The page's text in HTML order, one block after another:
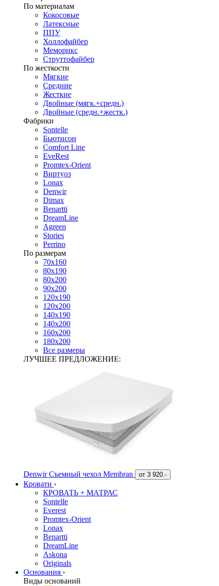
По материалам
Кокосовые
Латексные
ППУ
Холлофайбер
Меморикс
Струттофайбер
По жесткости
Мягкие
Средние
Жесткие
Двойные (мягк.+средн.)
Двойные (средн.+жестк.)
Фабрики
Sontelle
Бьютисон
Comfort Line
EveRest
Promtex-Orient
Виртуоз
Lonax
Denwir
Dimax
Benartti
DreamLine
Agreen
Stories
Perrino
По размерам
70х160
80х190
80х200
90х200
120х190
120х200
140х190
140х200
160х200
180х200
Все размеры
ЛУЧШЕЕ ПРЕДЛОЖЕНИЕ:
Denwir Съемный чехол Membran от 3 920.-
Кровати ›
КРОВАТЬ + МАТРАС
Sontelle
Everest
Promtex-Orient
Lonax
Benartti
DreamLine
Askona
Originals
Основания ›
Виды оснований